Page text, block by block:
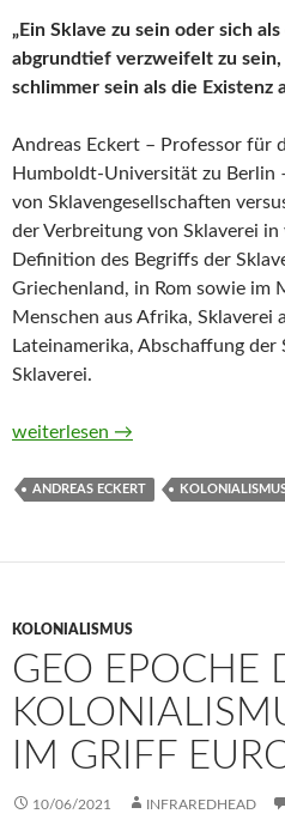
„Ein Sklave zu sein oder sich
abgrundtief verzweifelt zu
schlimmer sein als die Existenz
Andreas Eckert – Professor für
Humboldt-Universität zu Berlin
von Sklavengesellschaften
der Verbreitung von Sklaverei
Definition des Begriffs der
Griechenland, in Rom sowie im
Menschen aus Afrika, Sklaverei
Lateinamerika, Abschaffung
Sklaverei.
Geschichte der Sklaverei. Von
weiterlesen →
ANDREAS ECKERT
KOLONIALISMUS
GEO EPOCHE
IM GRIFF
10/06/2021 INFRAREDHEAD